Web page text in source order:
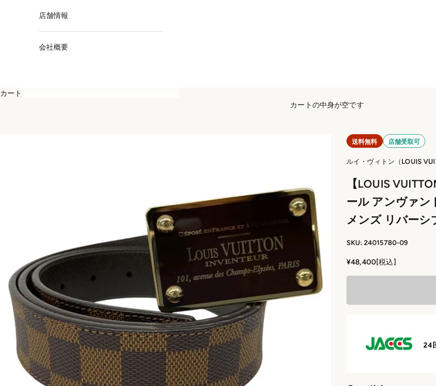
店舗情報
会社概要
カート
カートの中身が空です
送料無料 店舗受取可
ルイ・ヴィトン（LOUIS
【LOUIS
ール アンヴァン
メンズ リバーシ
SKU: 24015780-09
セール価格
¥48,400[税込]